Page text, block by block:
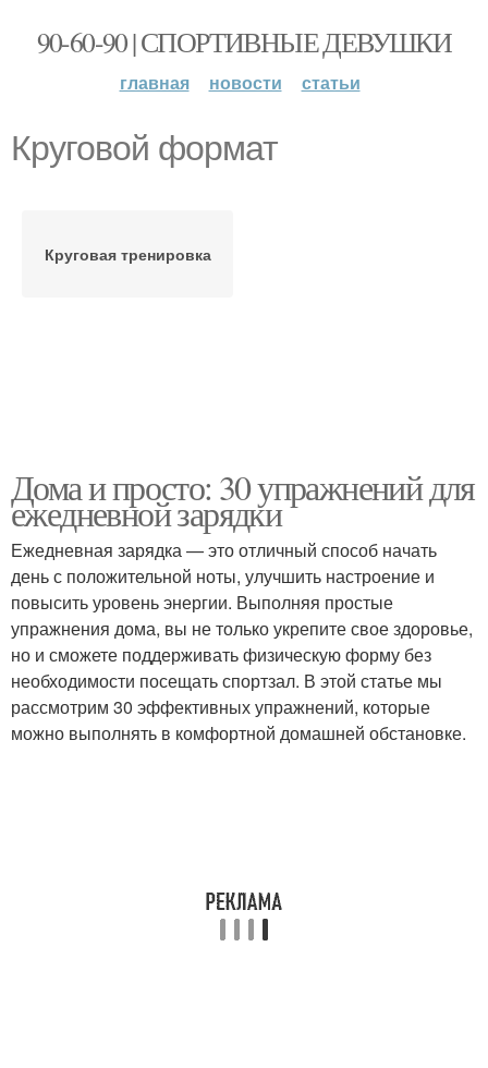
90-60-90 | СПОРТИВНЫЕ ДЕВУШКИ
главная новости статьи
Круговой формат
Круговая тренировка
Дома и просто: 30 упражнений для
ежедневной зарядки
Ежедневная зарядка — это отличный способ начать
день с положительной ноты, улучшить настроение и
повысить уровень энергии. Выполняя простые
упражнения дома, вы не только укрепите свое здоровье,
но и сможете поддерживать физическую форму без
необходимости посещать спортзал. В этой статье мы
рассмотрим 30 эффективных упражнений, которые
можно выполнять в комфортной домашней обстановке.